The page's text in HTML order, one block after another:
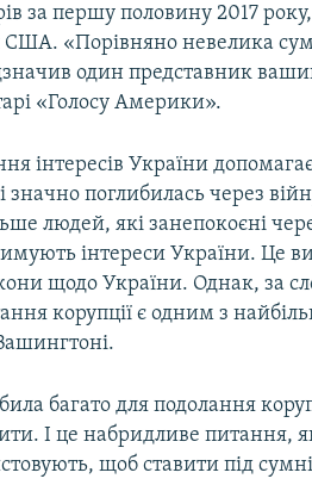
за першу половину 2017
США. «Порівняно невелика
один представник
«Голосу Америки».
інтересів України
значно поглибилась через
людей, які занепокоєні
інтереси України. Це
щодо України. Однак, за
корупції є одним з
багато для подолання
І це набридливе питання,
щоб ставити під